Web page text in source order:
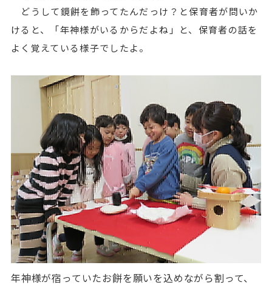
どうして鏡餅を飾ってたんだっけ？と保育者が問いか
けると、「年神様がいるからだよね」と、保育者の話を
よく覚えている様子でしたよ。
年神様が宿っていたお餅を願いを込めながら割って、